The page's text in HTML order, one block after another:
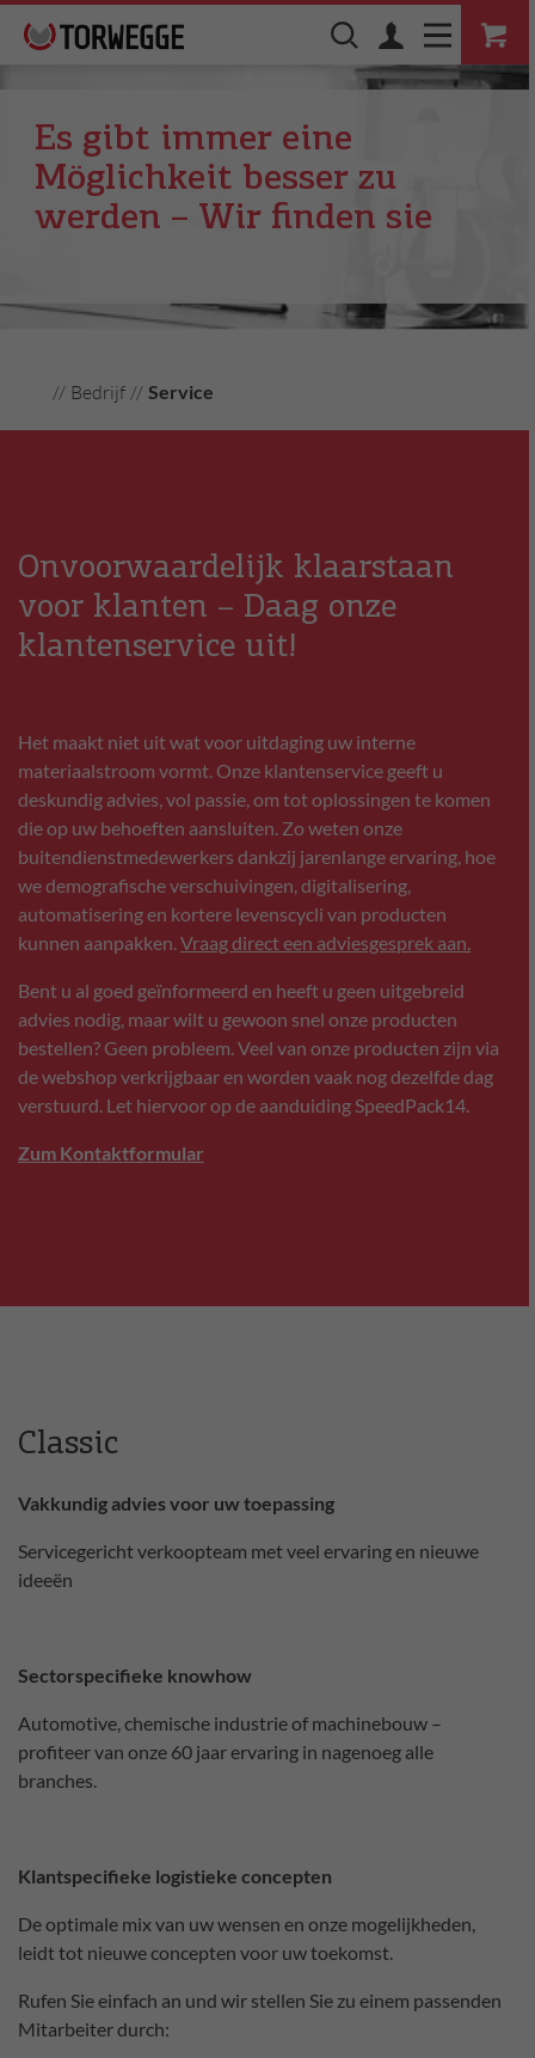
Es gibt immer eine
Möglichkeit besser zu
werden – Wir finden sie
// Bedrijf // Service
Onvoorwaardelijk klaarstaan
voor klanten – Daag onze
klantenservice uit!
Het maakt niet uit wat voor uitdaging uw interne
materiaalstroom vormt. Onze klantenservice geeft u
deskundig advies, vol passie, om tot oplossingen te komen
die op uw behoeften aansluiten. Zo weten onze
buitendienstmedewerkers dankzij jarenlange ervaring, hoe
we demografische verschuivingen, digitalisering,
automatisering en kortere levenscycli van producten
kunnen aanpakken. Vraag direct een adviesgesprek aan.
Bent u al goed geïnformeerd en heeft u geen uitgebreid
advies nodig, maar wilt u gewoon snel onze producten
bestellen? Geen probleem. Veel van onze producten zijn via
de webshop verkrijgbaar en worden vaak nog dezelfde dag
verstuurd. Let hiervoor op de aanduiding SpeedPack14.
Zum Kontaktformular
Classic
Vakkundig advies voor uw toepassing
Servicegericht verkoopteam met veel ervaring en nieuwe
ideeën
Sectorspecifieke knowhow
Automotive, chemische industrie of machinebouw –
profiteer van onze 60 jaar ervaring in nagenoeg alle
branches.
Klantspecifieke logistieke concepten
De optimale mix van uw wensen en onze mogelijkheden,
leidt tot nieuwe concepten voor uw toekomst.
Rufen Sie einfach an und wir stellen Sie zu einem passenden
Mitarbeiter durch: